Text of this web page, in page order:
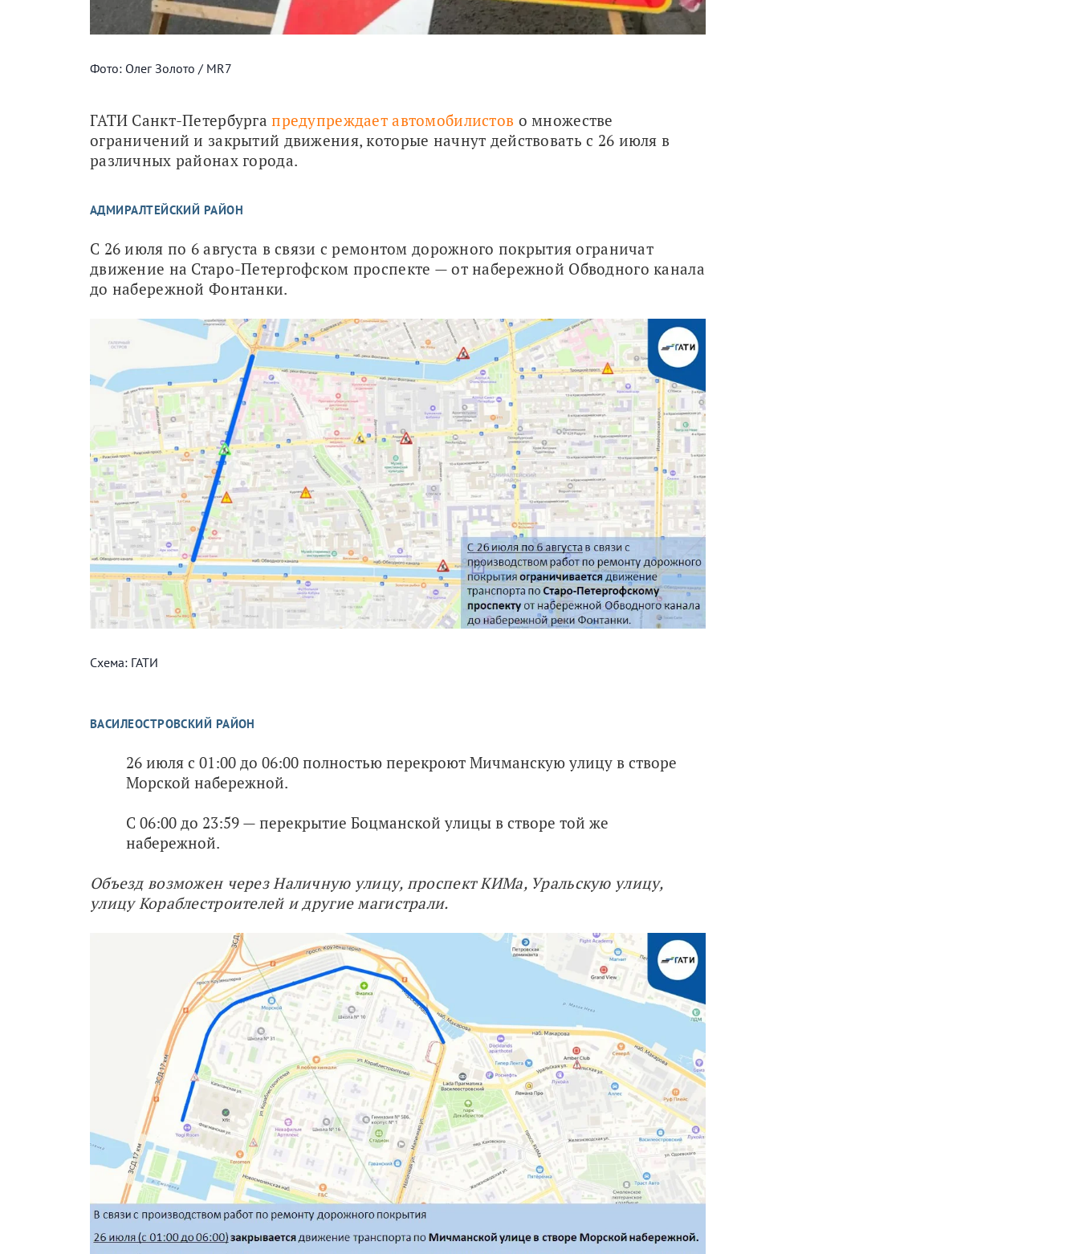
Фото: Олег Золото / MR7
ГАТИ Санкт-Петербурга предупреждает автомобилистов о множестве
ограничений и закрытий движения, которые начнут действовать с 26 июля в
различных районах города.
АДМИРАЛТЕЙСКИЙ РАЙОН
С 26 июля по 6 августа в связи с ремонтом дорожного покрытия ограничат
движение на Старо-Петергофском проспекте — от набережной Обводного канала
до набережной Фонтанки.
Схема: ГАТИ
ВАСИЛЕОСТРОВСКИЙ РАЙОН
26 июля с 01:00 до 06:00 полностью перекроют Мичманскую улицу в створе
Морской набережной.
С 06:00 до 23:59 — перекрытие Боцманской улицы в створе той же
набережной.
Объезд возможен через Наличную улицу, проспект КИМа, Уральскую улицу,
улицу Кораблестроителей и другие магистрали.